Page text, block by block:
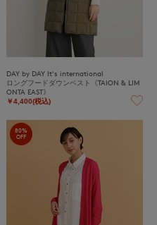
DAY by DAY It's international
ロングフードダウンベスト《TAION & LIM
ONTA EAST》
￥4,400(税込)
80%
OFF